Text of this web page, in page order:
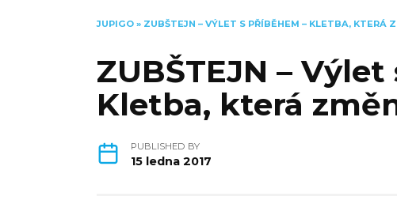
JUPIGO » ZUBŠTEJN – VÝLET S PŘÍBĚHEM – KLETBA, KTERÁ
ZUBŠTEJN –
Kletba, která
PUBLISHED BY
15 ledna 2017